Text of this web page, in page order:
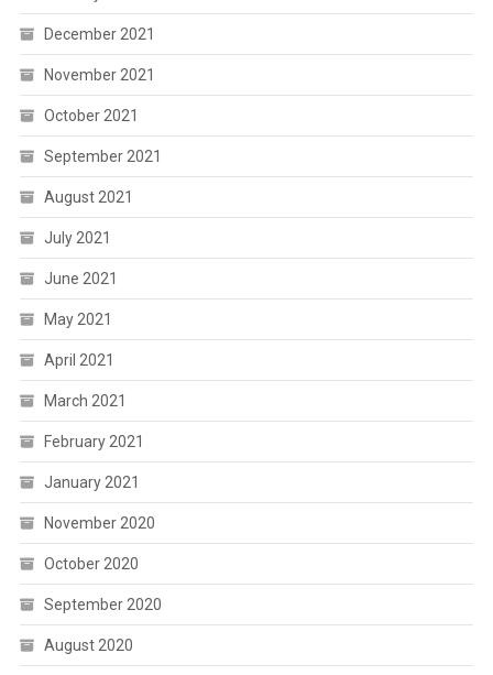
December 2021
November 2021
October 2021
September 2021
August 2021
July 2021
June 2021
May 2021
April 2021
March 2021
February 2021
January 2021
November 2020
October 2020
September 2020
August 2020